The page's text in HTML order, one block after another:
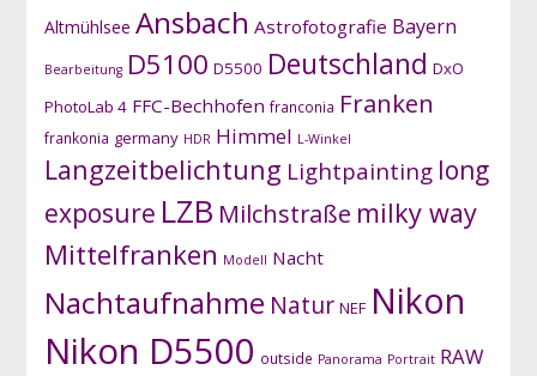
Altmühlsee Ansbach Astrofotografie Bayern
Bearbeitung D5100 D5500 Deutschland DxO
PhotoLab 4 FFC-Bechhofen franconia Franken
frankonia germany HDR Himmel L-Winkel
Langzeitbelichtung Lightpainting long
exposure LZB Milchstraße milky way
Mittelfranken Modell Nacht
Nachtaufnahme Natur NEF Nikon
Nikon D5500 outside Panorama Portrait RAW